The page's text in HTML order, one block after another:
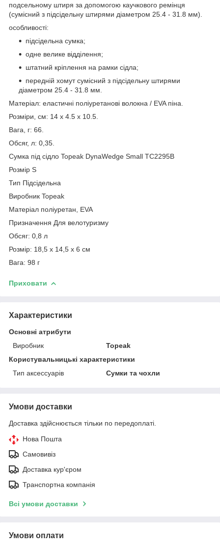
подсельному штиря за допомогою каучкового ремінця
(сумісний з підсідельну штирями діаметром 25.4 - 31.8 мм).
особливості:
підсідельна сумка;
одне велике відділення;
штатний кріплення на рамки сідла;
передній хомут сумісний з підсідельну штирями
діаметром 25.4 - 31.8 мм.
Матеріал: еластичні поліуретанові волокна / EVA піна.
Розміри, см: 14 x 4.5 x 10.5.
Вага, г: 66.
Обсяг, л: 0,35.
Сумка під сідло Topeak DynaWedge Small TC2295B
Розмір S
Тип Підсідельна
Виробник Topeak
Матеріал поліуретан, EVA
Призначення Для велотуризму
Обсяг: 0,8 л
Розмір: 18,5 x 14,5 x 6 см
Вага: 98 г
Приховати
Характеристики
Основні атрибути
Виробник
Topeak
Користувальницькі характеристики
Тип аксессуарів
Сумки та чохли
Умови доставки
Доставка здійснюється тільки по передоплаті.
Нова Пошта
Самовивіз
Доставка кур'єром
Транспортна компанія
Всі умови доставки
Умови оплати